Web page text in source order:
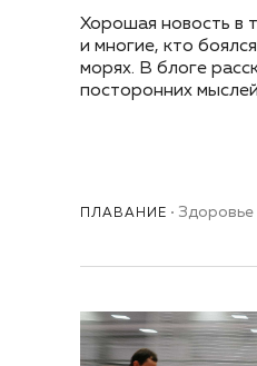
Хорошая новость в
и многие, кто
морях. В блоге
посторонних
ПЛАВАНИЕ Здоровье